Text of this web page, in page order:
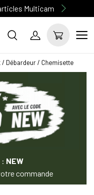
Multicam
/ Débardeur / Chemisette
: NEW
commande